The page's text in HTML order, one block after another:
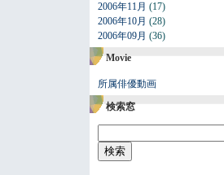
2006年11月 (17)
2006年10月 (28)
2006年09月 (36)
Movie
所属俳優動画
検索窓